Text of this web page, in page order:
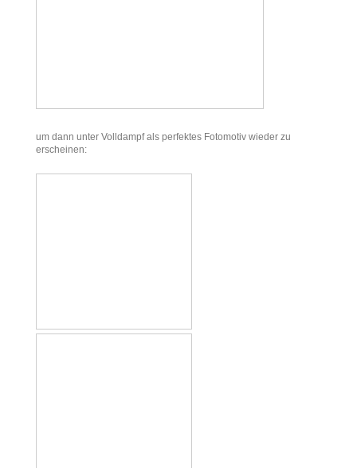
um dann unter Volldampf als perfektes Fotomotiv wieder zu
erscheinen: